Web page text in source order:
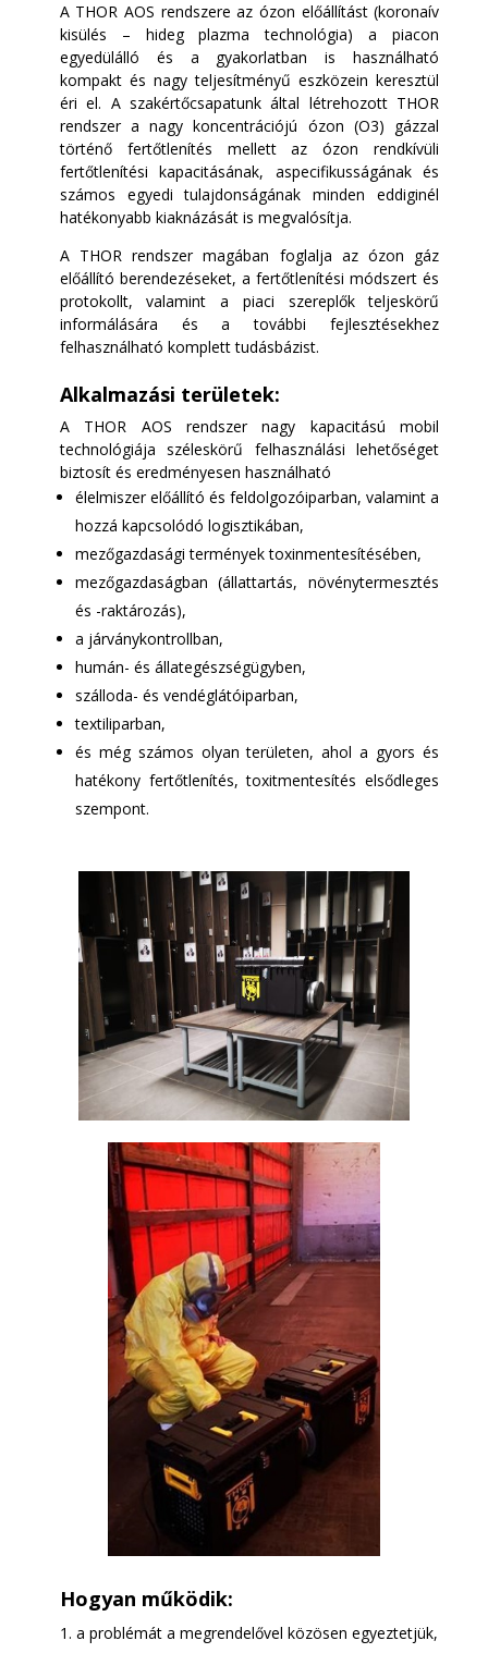
A THOR AOS rendszere az ózon előállítást (koronaív
kisülés – hideg plazma technológia) a piacon
egyedülálló és a gyakorlatban is használható
kompakt és nagy teljesítményű eszközein keresztül
éri el. A szakértőcsapatunk által létrehozott THOR
rendszer a nagy koncentrációjú ózon (O3) gázzal
történő fertőtlenítés mellett az ózon rendkívüli
fertőtlenítési kapacitásának, aspecifikusságának és
számos egyedi tulajdonságának minden eddiginél
hatékonyabb kiaknázását is megvalósítja.
A THOR rendszer magában foglalja az ózon gáz
előállító berendezéseket, a fertőtlenítési módszert és
protokollt, valamint a piaci szereplők teljeskörű
informálására és a további fejlesztésekhez
felhasználható komplett tudásbázist.
Alkalmazási területek:
A THOR AOS rendszer nagy kapacitású mobil
technológiája széleskörű felhasználási lehetőséget
biztosít és eredményesen használható
élelmiszer előállító és feldolgozóiparban, valamint a
hozzá kapcsolódó logisztikában,
mezőgazdasági termények toxinmentesítésében,
mezőgazdaságban (állattartás, növénytermesztés
és -raktározás),
a járványkontrollban,
humán- és állategészségügyben,
szálloda- és vendéglátóiparban,
textiliparban,
és még számos olyan területen, ahol a gyors és
hatékony fertőtlenítés, toxitmentesítés elsődleges
szempont.
Hogyan működik:
a problémát a megrendelővel közösen egyeztetjük,